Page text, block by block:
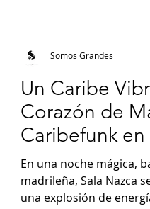
Un Caribe
Corazón de
Caribefunk en
En una noche mágica,
madrileña, Sala Nazca
una explosión de
Somos Grandes